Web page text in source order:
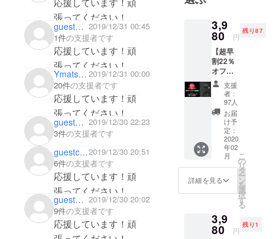
張ってください！
guest1178e25e51f4 2019/12/31 00:45
1件の支援者です
応援しています！頑
張ってください！
Ymatsuyama 2019/12/31 00:00
20件の支援者です
応援しています！頑
張ってください！
guestbe8ea5fa41 2019/12/30 22:23
3件の支援者です
guestc6f679ee62742019/12/30 20:51
6件の支援者です
応援しています！頑
張ってください！
guest09f0d71705 2019/12/30 20:02
9件の支援者です
応援しています！頑
対して優れ
サービスを
オリジナリ
ティあふれ
る発想と手
法によって
提供するこ
とで、関わ
る全ての人
達を幸せに
していくこ
とが私達の
ミッション
です。
ちはは平成
３０年６月
3,9
80 円
残り87
【超早
割22％
オフ】
＜4-in-1
charger
cable
黒＞ 先
着184名
限定 ■4-
in-1
charger
cable
1個 ・
通常販
売価
格：
→3,980
円 ・送
料無料
支援
者：
97人
お届
け予
定：
2020
年02
月
詳細を見る
こ
の
リ
タ
ー
ン
を
選
択
す
る
3,9
80 円
残り1